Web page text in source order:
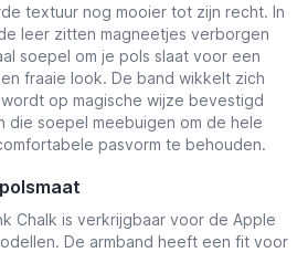
textuur nog mooier tot zijn recht. In
leer zitten magneetjes verborgen
soepel om je pols slaat voor een
fraaie look. De band wikkelt zich
op magische wijze bevestigd
die soepel meebuigen om de hele
pasvorm te behouden.
Chalk is verkrijgbaar voor de Apple
De armband heeft een fit voor